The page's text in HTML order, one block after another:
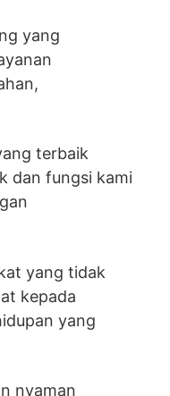
yang
terbaik
dan fungsi kami
yang tidak
kepada
yang
nyaman